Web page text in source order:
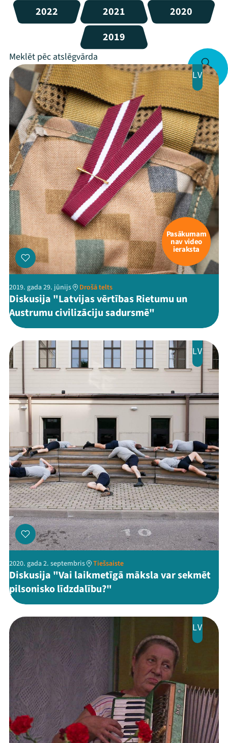
2022
2021
2020
2019
LV
Pasākumam
nav video
ieraksta
2019. gada 29. jūnijs Drošā telts
Diskusija "Latvijas vērtības Rietumu un
Austrumu civilizāciju sadursmē"
LV
2020. gada 2. septembris Tiešsaiste
Diskusija "Vai laikmetīgā māksla var sekmēt
pilsonisko līdzdalību?"
LV